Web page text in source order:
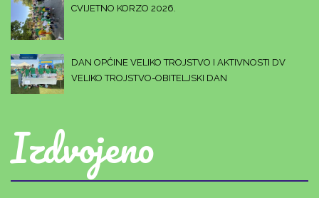
CVIJETNO KORZO 2026.
DAN OPĆINE VELIKO TROJSTVO I AKTIVNOSTI DV
VELIKO TROJSTVO-OBITELJSKI DAN
Izdvojeno